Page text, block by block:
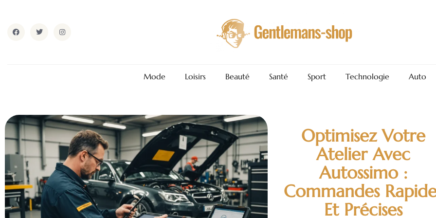
Mode Loisirs Beauté Santé Sport Technologie Auto
Optimisez Votre
Atelier Avec
Autossimo :
Commandes
Et Précises